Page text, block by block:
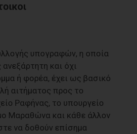
υπογραφών, η οποία
και όχι
ή φορέα, έχει ως βασικό
αιτήματος προς το
Ραφήνας, το υπουργείο
Μαραθώνα και κάθε άλλον
να δοθούν επίσημα